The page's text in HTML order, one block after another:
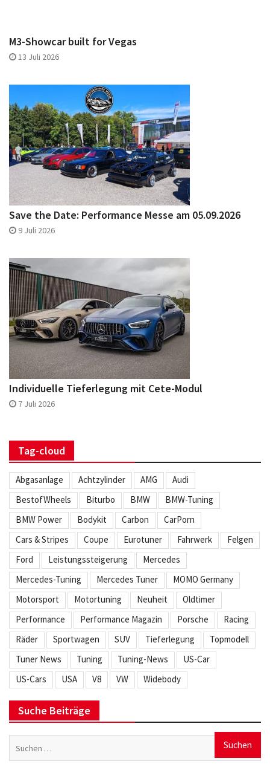
M3-Showcar built for Vegas
13 Juli 2026
Save the Date: Performance Messe am 05.09.2026
9 Juli 2026
Individuelle Tieferlegung mit Cete-Modul
7 Juli 2026
Tag-cloud
Abgasanlage Achtzylinder AMG
Audi
BestofWheels
Biturbo BMW
BMW-Tuning
BMW Power
Bodykit Carbon
CarPorn
Cars & Stripes
Coupe Eurotuner Fahrwerk
Felgen
Ford
Leistungssteigerung
Mercedes
Mercedes-Tuning
Mercedes Tuner
MOMO Germany
Motorsport
Motortuning Neuheit
Oldtimer
Performance
Performance Magazin Porsche
Racing
Räder
Sportwagen SUV Tieferlegung
Topmodell
Tuner News
Tuning Tuning-News
US-Car
US-Cars
USA V8 VW Widebody
Suche Beiträge
Suchen
nach: